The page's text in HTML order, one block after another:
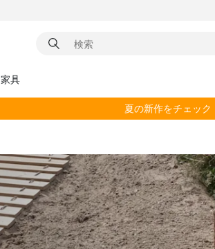
家具
夏の新作をチェック